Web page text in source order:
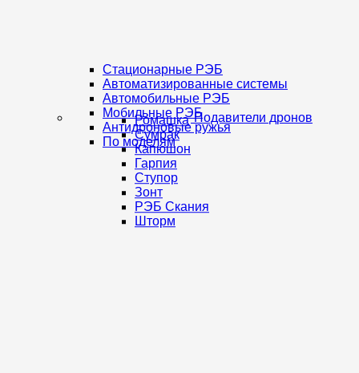
Подавители дронов
Стационарные РЭБ
Автоматизированные системы
Автомобильные РЭБ
Мобильные РЭБ
Антидроновые ружья
По моделям
Ромашка
Сумрак
Капюшон
Гарпия
Ступор
Зонт
РЭБ Скания
Шторм